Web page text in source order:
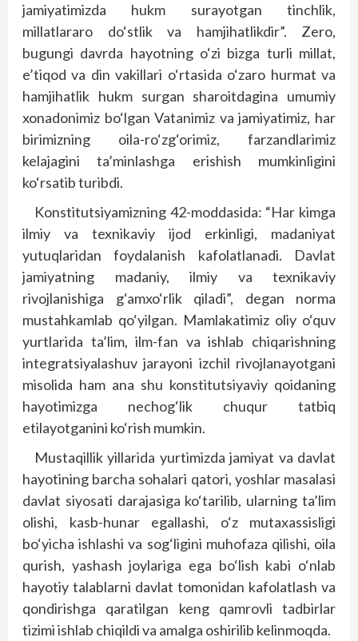
jamiyatimizda hukm surayotgan tinchlik,
millatlararo do‘stlik va hamjihatlikdir”. Zero,
bugungi davrda hayotning o‘zi bizga turli millat,
e’tiqod va din vakillari o‘rtasida o‘zaro hurmat va
hamjihatlik hukm surgan sharoitdagina umumiy
xonadonimiz bo‘lgan Vatanimiz va jamiyatimiz, har
birimizning oila-ro‘zg‘orimiz, farzandlarimiz
kelajagini ta’minlashga erishish mumkinligini
ko‘rsatib turibdi.
Konstitutsiyamizning 42-moddasida: “Har kimga
ilmiy va texnikaviy ijod erkinligi, madaniyat
yutuqlaridan foydalanish kafolatlanadi. Davlat
jamiyatning madaniy, ilmiy va texnikaviy
rivojlanishiga g‘amxo‘rlik qiladi”, degan norma
mustahkamlab qo‘yilgan. Mamlakatimiz oliy o‘quv
yurtlarida ta’lim, ilm-fan va ishlab chiqarishning
integratsiyalashuv jarayoni izchil rivojlanayotgani
misolida ham ana shu konstitutsiyaviy qoidaning
hayotimizga nechog‘lik chuqur tatbiq
etilayotganini ko‘rish mumkin.
Mustaqillik yillarida yurtimizda jamiyat va davlat
hayotining barcha sohalari qatori, yoshlar masalasi
davlat siyosati darajasiga ko‘tarilib, ularning ta’lim
olishi, kasb-hunar egallashi, o‘z mutaxassisligi
bo‘yicha ishlashi va sog‘ligini muhofaza qilishi, oila
qurish, yashash joylariga ega bo‘lish kabi o‘nlab
hayotiy talablarni davlat tomonidan kafolatlash va
qondirishga qaratilgan keng qamrovli tadbirlar
tizimi ishlab chiqildi va amalga oshirilib kelinmoqda.